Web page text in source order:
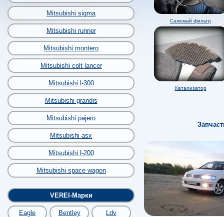
Mitsubishi sigma
Mitsubishi runner
Mitsubishi montero
Mitsubishi colt lancer
Mitsubishi l-300
Mitsubishi grandis
Mitsubishi pajero
Mitsubishi asx
Mitsubishi l-200
Mitsubishi space wagon
VEREI-Марки
Eagle Bentley Ldv
Сажевый фильтр
Катализатор